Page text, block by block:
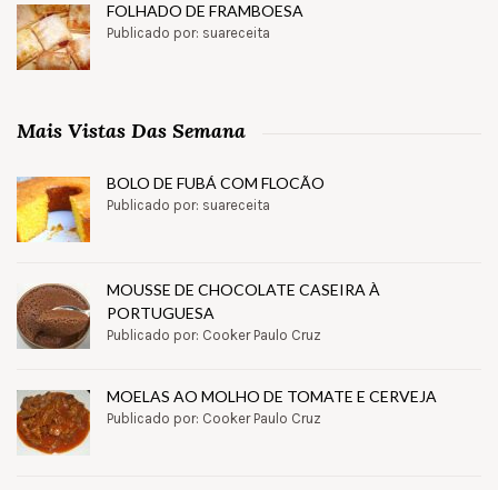
FOLHADO DE FRAMBOESA
Publicado por: suareceita
Mais Vistas Das Semana
BOLO DE FUBÁ COM FLOCÃO
Publicado por: suareceita
MOUSSE DE CHOCOLATE CASEIRA À
PORTUGUESA
Publicado por: Cooker Paulo Cruz
MOELAS AO MOLHO DE TOMATE E CERVEJA
Publicado por: Cooker Paulo Cruz